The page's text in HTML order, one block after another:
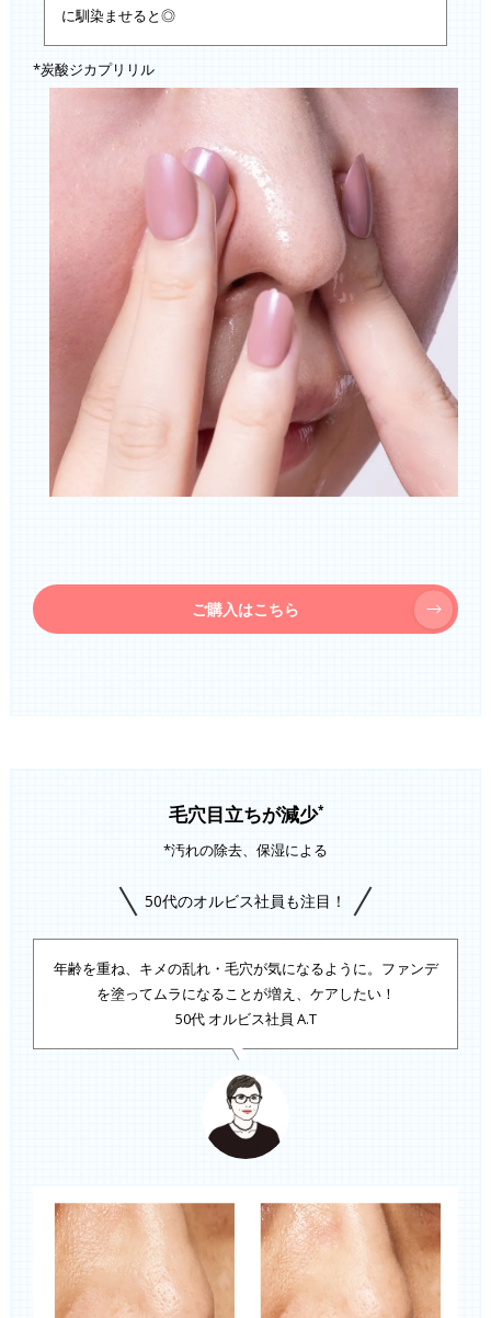
に馴染ませると◎
*炭酸ジカプリリル
ご購入はこちら
毛穴目立ちが減少*
*汚れの除去、保湿による
50代のオルビス社員も注目！
年齢を重ね、キメの乱れ・毛穴が気になるように。 ファンデ
を塗ってムラになることが増え、ケアしたい！
50代 オルビス社員 A.T